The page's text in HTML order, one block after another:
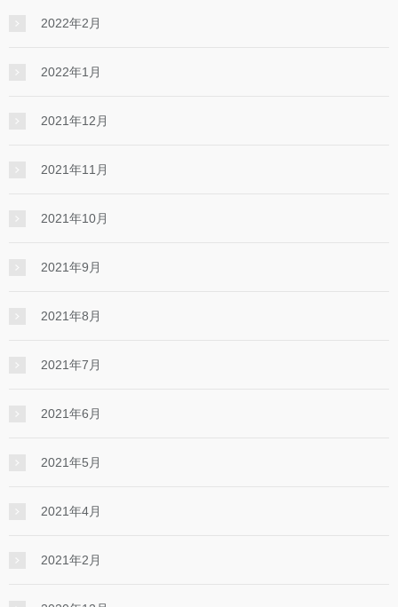
2022年2月
2022年1月
2021年12月
2021年11月
2021年10月
2021年9月
2021年8月
2021年7月
2021年6月
2021年5月
2021年4月
2021年2月